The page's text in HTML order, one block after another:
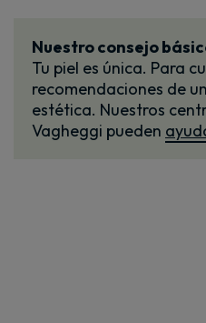
Nuestro consejo
Tu piel es única. Para
recomendaciones de
estética. Nuestros
Vagheggi pueden